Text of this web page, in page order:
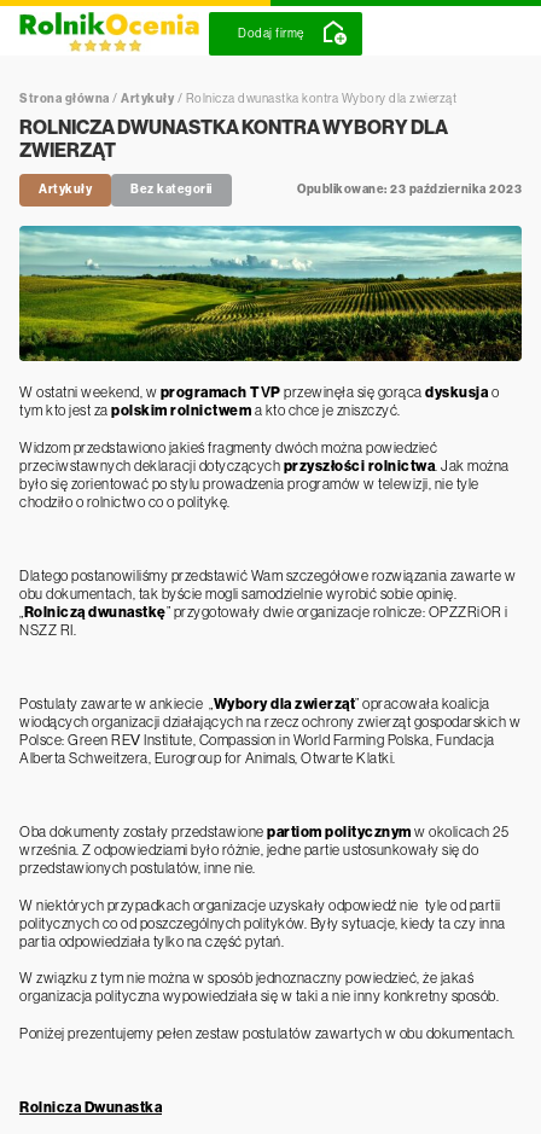
Dodaj firmę
Strona główna / Artykuły / Rolnicza dwunastka kontra Wybory dla zwierząt
ROLNICZA DWUNASTKA KONTRA WYBORY DLA
ZWIERZĄT
Artykuły Bez kategorii Opublikowane: 23 października 2023
W ostatni weekend, w programach TVP przewinęła się gorąca dyskusja o
tym kto jest za polskim rolnictwem a kto chce je zniszczyć.
Widzom przedstawiono jakieś fragmenty dwóch można powiedzieć
przeciwstawnych deklaracji dotyczących przyszłości rolnictwa . Jak można
było się zorientować po stylu prowadzenia programów w telewizji, nie tyle
chodziło o rolnictwo co o politykę.
Dlatego postanowiliśmy przedstawić Wam szczegółowe rozwiązania zawarte w
obu dokumentach, tak byście mogli samodzielnie wyrobić sobie opinię.
Rolniczą dwunastkę” przygotowały dwie organizacje rolnicze: OPZZRiOR i
NSZZ RI.
Postulaty zawarte w ankiecie „Wybory dla zwierząt” opracowała koalicja
wiodących organizacji działających na rzecz ochrony zwierząt gospodarskich w
Polsce: Green REV Institute, Compassion in World Farming Polska, Fundacja
Alberta Schweitzera, Eurogroup for Animals, Otwarte Klatki.
Oba dokumenty zostały przedstawione partiom politycznym w okolicach 25
września. Z odpowiedziami było różnie, jedne partie ustosunkowały się do
przedstawionych postulatów, inne nie.
W niektórych przypadkach organizacje uzyskały odpowiedź nie tyle od partii
politycznych co od poszczególnych polityków. Były sytuacje, kiedy ta czy inna
partia odpowiedziała tylko na część pytań.
W związku z tym nie można w sposób jednoznaczny powiedzieć, że jakaś
organizacja polityczna wypowiedziała się w taki a nie inny konkretny sposób.
Poniżej prezentujemy pełen zestaw postulatów zawartych w obu dokumentach.
Rolnicza Dwunastka